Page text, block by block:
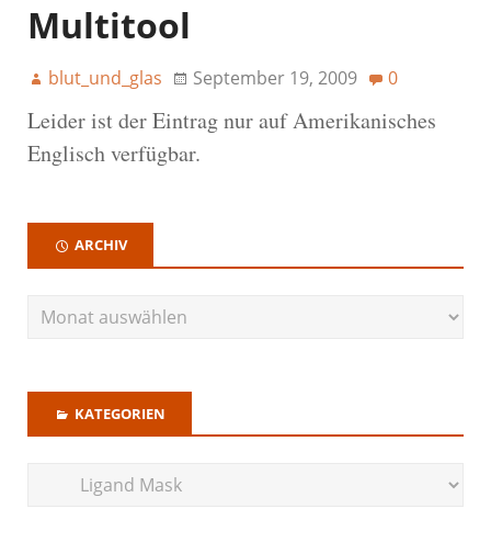
Multitool
blut_und_glas September 19, 2009 0
Leider ist der Eintrag nur auf Amerikanisches
Englisch verfügbar.
ARCHIV
KATEGORIEN